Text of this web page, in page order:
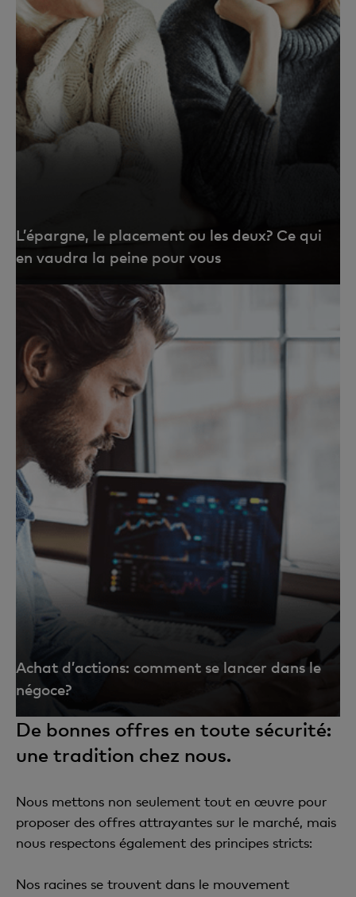
L’épargne, le placement ou les deux? Ce qui
en vaudra la peine pour vous
Achat d’actions: comment se lancer dans le
négoce?
De bonnes offres en toute sécurité:
une tradition chez nous.
Nous mettons non seulement tout en œuvre pour
proposer des offres attrayantes sur le marché, mais
nous respectons également des principes stricts:
Nos racines se trouvent dans le mouvement